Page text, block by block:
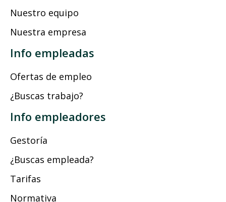
Nuestro equipo
Nuestra empresa
Info empleadas
Ofertas de empleo
¿Buscas trabajo?
Info empleadores
Gestoría
¿Buscas empleada?
Tarifas
Normativa